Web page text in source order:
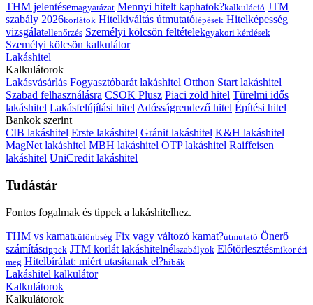
THM jelentésemagyarázat Mennyi hitelt kaphatok?kalkuláció JTM
szabály 2026korlátok Hitelkiváltás útmutatólépések Hitelképesség
vizsgálatellenőrzés Személyi kölcsön feltételekgyakori kérdések
Személyi kölcsön kalkulátor
Lakáshitel
Kalkulátorok
Lakásvásárlás Fogyasztóbarát lakáshitel Otthon Start lakáshitel
Szabad felhasználásra CSOK Plusz Piaci zöld hitel Türelmi idős
lakáshitel Lakásfelújítási hitelAdósságrendező hitel Építési hitel
Bankok szerint
CIB lakáshitel Erste lakáshitel Gránit lakáshitel K&H lakáshitel
MagNet lakáshitel MBH lakáshitel OTP lakáshitel Raiffeisen
lakáshitel UniCredit lakáshitel
Tudástár
Fontos fogalmak és tippek a lakáshitelhez.
THM vs kamatkülönbség Fix vagy változó kamat?útmutató Önerő
számítástippek JTM korlát lakáshitelnélszabályok Előtörlesztésmikor éri
meg Hitelbírálat: miért utasítanak el?hibák
Lakáshitel kalkulátor
Kalkulátorok
Kalkulátorok